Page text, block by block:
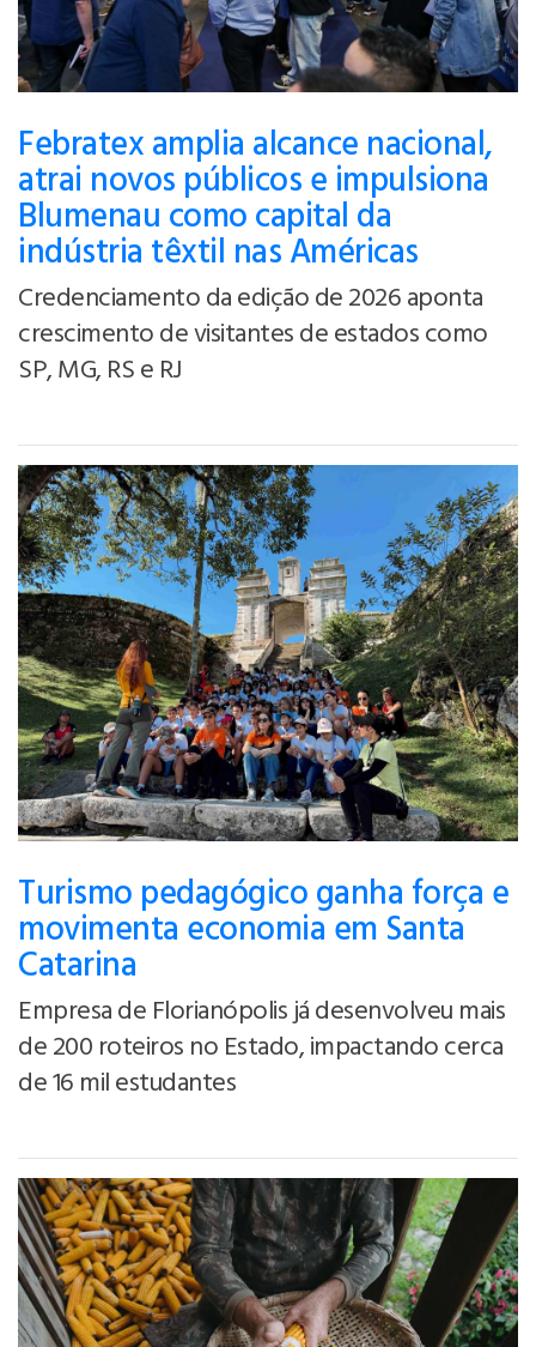
Febratex amplia alcance nacional,
atrai novos públicos e impulsiona
Blumenau como capital da
indústria têxtil nas Américas
Credenciamento da edição de 2026 aponta
crescimento de visitantes de estados como
SP, MG, RS e RJ
Turismo pedagógico ganha força e
movimenta economia em Santa
Catarina
Empresa de Florianópolis já desenvolveu mais
de 200 roteiros no Estado, impactando cerca
de 16 mil estudantes